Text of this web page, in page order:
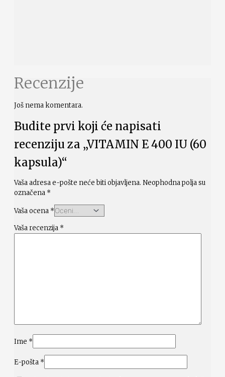
Recenzije
Još nema komentara.
Budite prvi koji će napisati
recenziju za „VITAMIN E 400 IU (60
kapsula)“
Vaša adresa e-pošte neće biti objavljena. Neophodna polja su
označena *
Vaša ocena *
Vaša recenzija *
Ime *
E-pošta *